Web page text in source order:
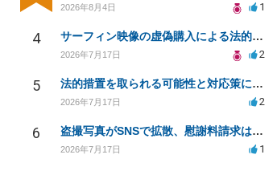
2026年8月4日 1
4 サーフィン映像の虚偽購入による法的責任と対策案
2026年7月17日 2
5 法的措置を取られる可能性と対応策についての相談
2026年7月17日 2
6 盗撮写真がSNSで拡散、慰謝料請求は可能か？
2026年7月17日 1